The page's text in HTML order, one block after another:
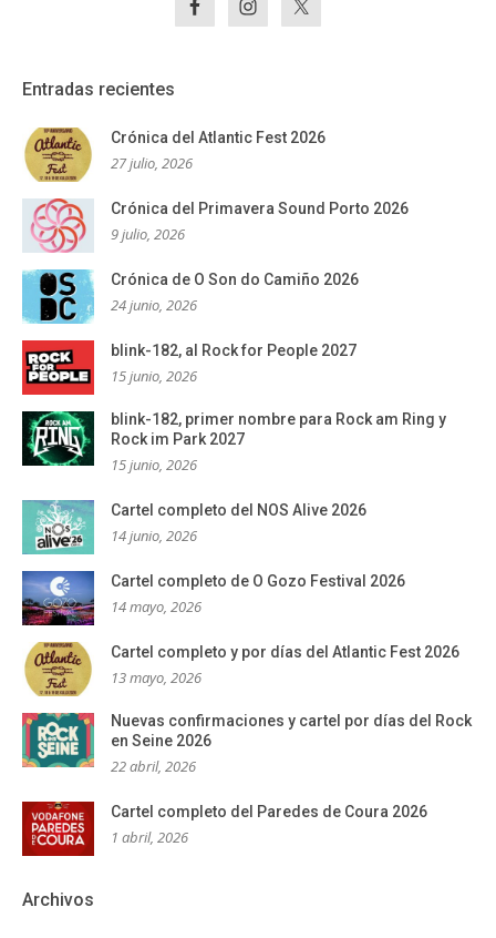
Entradas recientes
Crónica del Atlantic Fest 2026
27 julio, 2026
Crónica del Primavera Sound Porto 2026
9 julio, 2026
Crónica de O Son do Camiño 2026
24 junio, 2026
blink-182, al Rock for People 2027
15 junio, 2026
blink-182, primer nombre para Rock am Ring y
Rock im Park 2027
15 junio, 2026
Cartel completo del NOS Alive 2026
14 junio, 2026
Cartel completo de O Gozo Festival 2026
14 mayo, 2026
Cartel completo y por días del Atlantic Fest 2026
13 mayo, 2026
Nuevas confirmaciones y cartel por días del Rock
en Seine 2026
22 abril, 2026
Cartel completo del Paredes de Coura 2026
1 abril, 2026
Archivos